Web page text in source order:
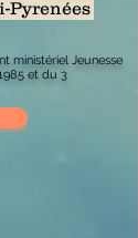
Pyrenées
ministériel Jeunesse
et du 3